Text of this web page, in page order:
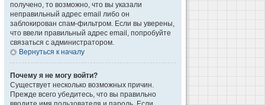
получено, то возможно, что вы указали
неправильный адрес email либо он
заблокирован спам-фильтром. Если вы уверены,
что ввели правильный адрес email, попробуйте
связаться с администратором.
Вернуться к началу
Почему я не могу войти?
Существует несколько возможных причин.
Прежде всего убедитесь, что вы правильно